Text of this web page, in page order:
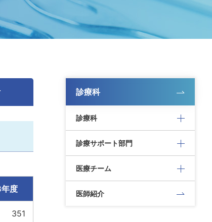
度
351
診療科
診療科
診療サポート部門
医療チーム
医師紹介